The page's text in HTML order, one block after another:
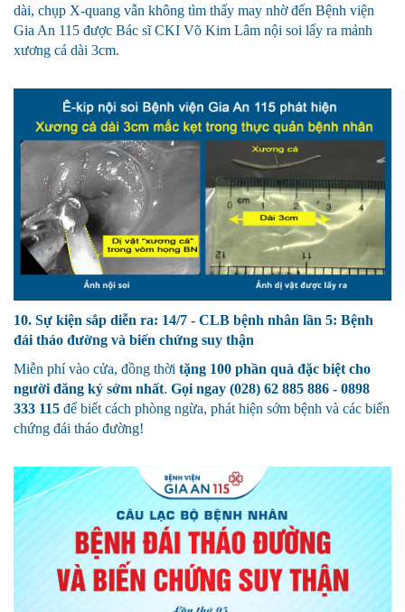
dài, chụp X-quang vẫn không tìm thấy may nhờ đến Bệnh viện
Gia An 115 được Bác sĩ CKI Võ Kim Lâm nội soi lấy ra mảnh
xương cá dài 3cm.
10. Sự kiện sắp diễn ra: 14/7 - CLB bệnh nhân lần 5: Bệnh
đái tháo đường và biến chứng suy thận
Miễn phí vào cửa, đồng thời tặng 100 phần quà đặc biệt cho
người đăng ký sớm nhất. Gọi ngay (028) 62 885 886 - 0898
333 115 để biết cách phòng ngừa, phát hiện sớm bệnh và các biến
chứng đái tháo đường!